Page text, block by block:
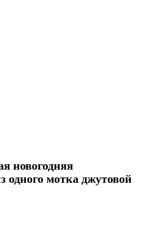
новогодняя
одного мотка джутовой